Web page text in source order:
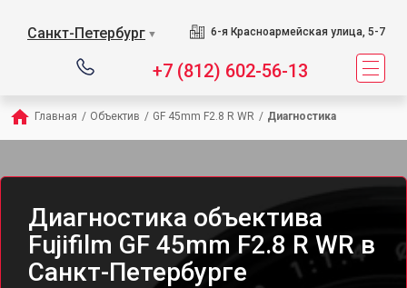
Санкт-Петербург ▼ 6-я Красноармейская улица, 5-7
+7 (812) 602-56-13
Главная / Объектив / GF 45mm F2.8 R WR / Диагностика
Диагностика объектива
Fujifilm GF 45mm F2.8 R WR в
Санкт-Петербурге